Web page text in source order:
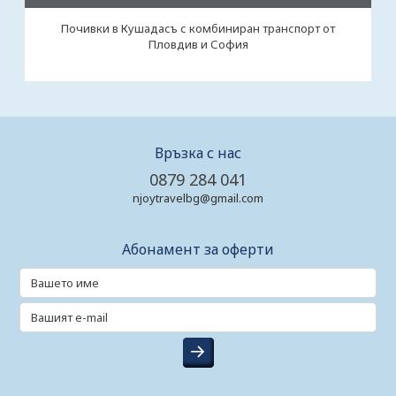
Почивки в Кушадасъ с комбиниран транспорт от
Пловдив и София
Връзка с нас
0879 284 041
njoytravelbg@gmail.com
Абонамент за оферти